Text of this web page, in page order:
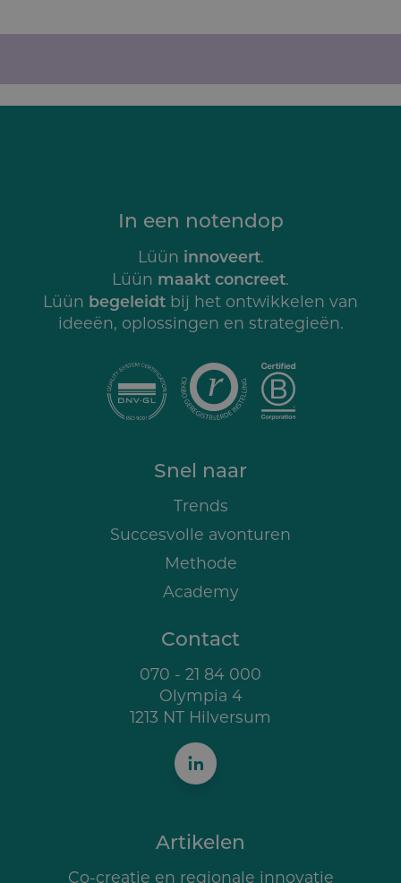
In een notendop
Lüün innoveert.
Lüün maakt concreet.
Lüün begeleidt bij het ontwikkelen van
ideeën, oplossingen en strategieën.
Snel naar
Trends
Succesvolle avonturen
Methode
Academy
Contact
070 - 21 84 000
Olympia 4
1213 NT Hilversum
Artikelen
Co-creatie en regionale innovatie